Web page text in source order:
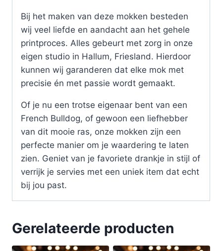
Bij het maken van deze mokken besteden
wij veel liefde en aandacht aan het gehele
printproces. Alles gebeurt met zorg in onze
eigen studio in Hallum, Friesland. Hierdoor
kunnen wij garanderen dat elke mok met
precisie én met passie wordt gemaakt.
Of je nu een trotse eigenaar bent van een
French Bulldog, of gewoon een liefhebber
van dit mooie ras, onze mokken zijn een
perfecte manier om je waardering te laten
zien. Geniet van je favoriete drankje in stijl of
verrijk je servies met een uniek item dat echt
bij jou past.
Gerelateerde producten